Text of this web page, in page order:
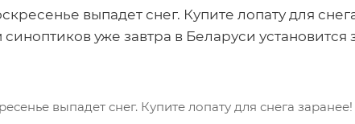
выпадет снег. Купите лопату для
уже завтра в Беларуси установится
выпадет снег. Купите лопату для снега заранее!